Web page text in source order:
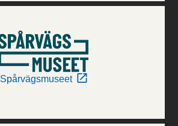
Spårvägsmuseet